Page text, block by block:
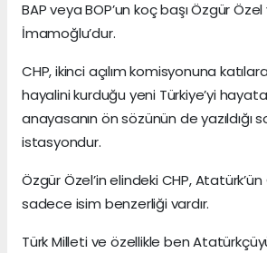
BAP veya BOP’un koç başı Özgür
İmamoğlu’dur.
CHP, ikinci açılım komisyonuna
hayalini kurduğu yeni Türkiye’yi
anayasanın ön sözünün de yazıldığı
istasyondur.
Özgür Özel’in elindeki CHP, Atatürk’ün
sadece isim benzerliği vardır.
Türk Milleti ve özellikle ben